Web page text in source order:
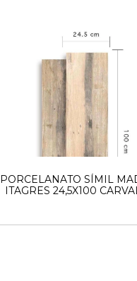
PORCELANATO SÍMIL
ITAGRES 24,5X100